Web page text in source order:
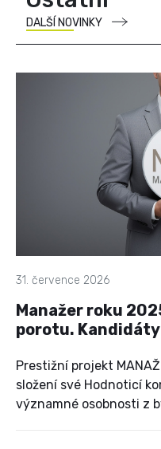
DALŠÍ NOVINKY
31. července 2026
Manažer roku
porotu.
managementu
Prestižní projekt
složení své Hodnoticí
významné osobnosti z